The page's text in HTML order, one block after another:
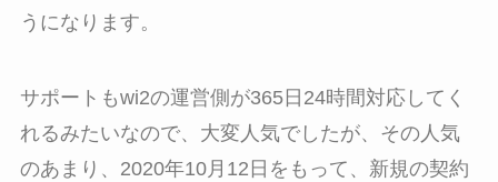
うになります。
サポートもwi2の運営側が365日24時間対応してく
れるみたいなので、大変人気でしたが、その人気
のあまり、2020年10月12日をもって、新規の契約